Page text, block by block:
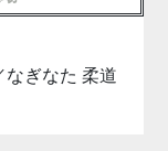
ぎなた 柔道